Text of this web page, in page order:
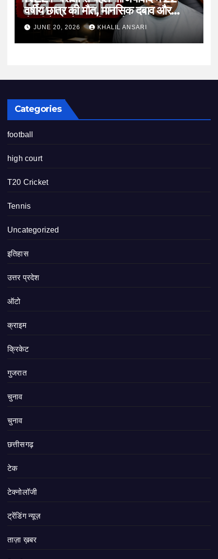
वर्षीय छात्र की मौत, मानसिक दबाव और
तैयारी के माहौल पर फिर उठे सवाल
JUNE 20, 2026 KHALIL ANSARI
Categories
football
high court
T20 Cricket
Tennis
Uncategorized
इतिहास
उत्तर प्रदेश
ऑटो
क्राइम
क्रिकेट
गुजरात
चुनाव
चुनाव
छत्तीसगढ़
टेक
टेक्नोलॉजी
ट्रेंडिंग न्यूज़
ताज़ा ख़बर